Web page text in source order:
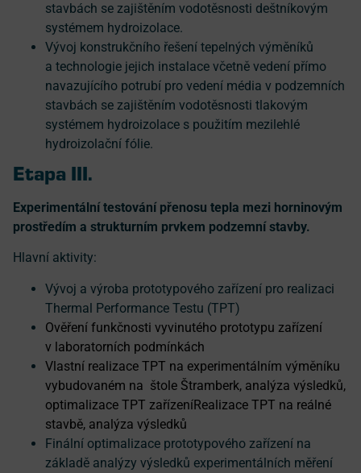
stavbách se zajištěním vodotěsnosti deštníkovým
systémem hydroizolace.
Vývoj konstrukčního řešení tepelných výměníků
a technologie jejich instalace včetně vedení přímo
navazujícího potrubí pro vedení média v podzemních
stavbách se zajištěním vodotěsnosti tlakovým
systémem hydroizolace s použitím mezilehlé
hydroizolační fólie.
Etapa III.
Experimentální testování přenosu tepla mezi horninovým
prostředím a strukturním prvkem podzemní stavby.
Hlavní aktivity:
Vývoj a výroba prototypového zařízení pro realizaci
Thermal Performance Testu (TPT)
Ověření funkčnosti vyvinutého prototypu zařízení
v laboratorních podmínkách
Vlastní realizace TPT na experimentálním výměníku
vybudovaném na štole Štramberk, analýza výsledků,
optimalizace TPT zařízeníRealizace TPT na reálné
stavbě, analýza výsledků
Finální optimalizace prototypového zařízení na
základě analýzy výsledků experimentálních měření